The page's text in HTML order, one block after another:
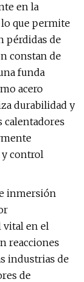
en la
que permite
pérdidas de
constan de
funda
acero
durabilidad y
calentadores
y control
inmersión
vital en el
reacciones
industrias de
de